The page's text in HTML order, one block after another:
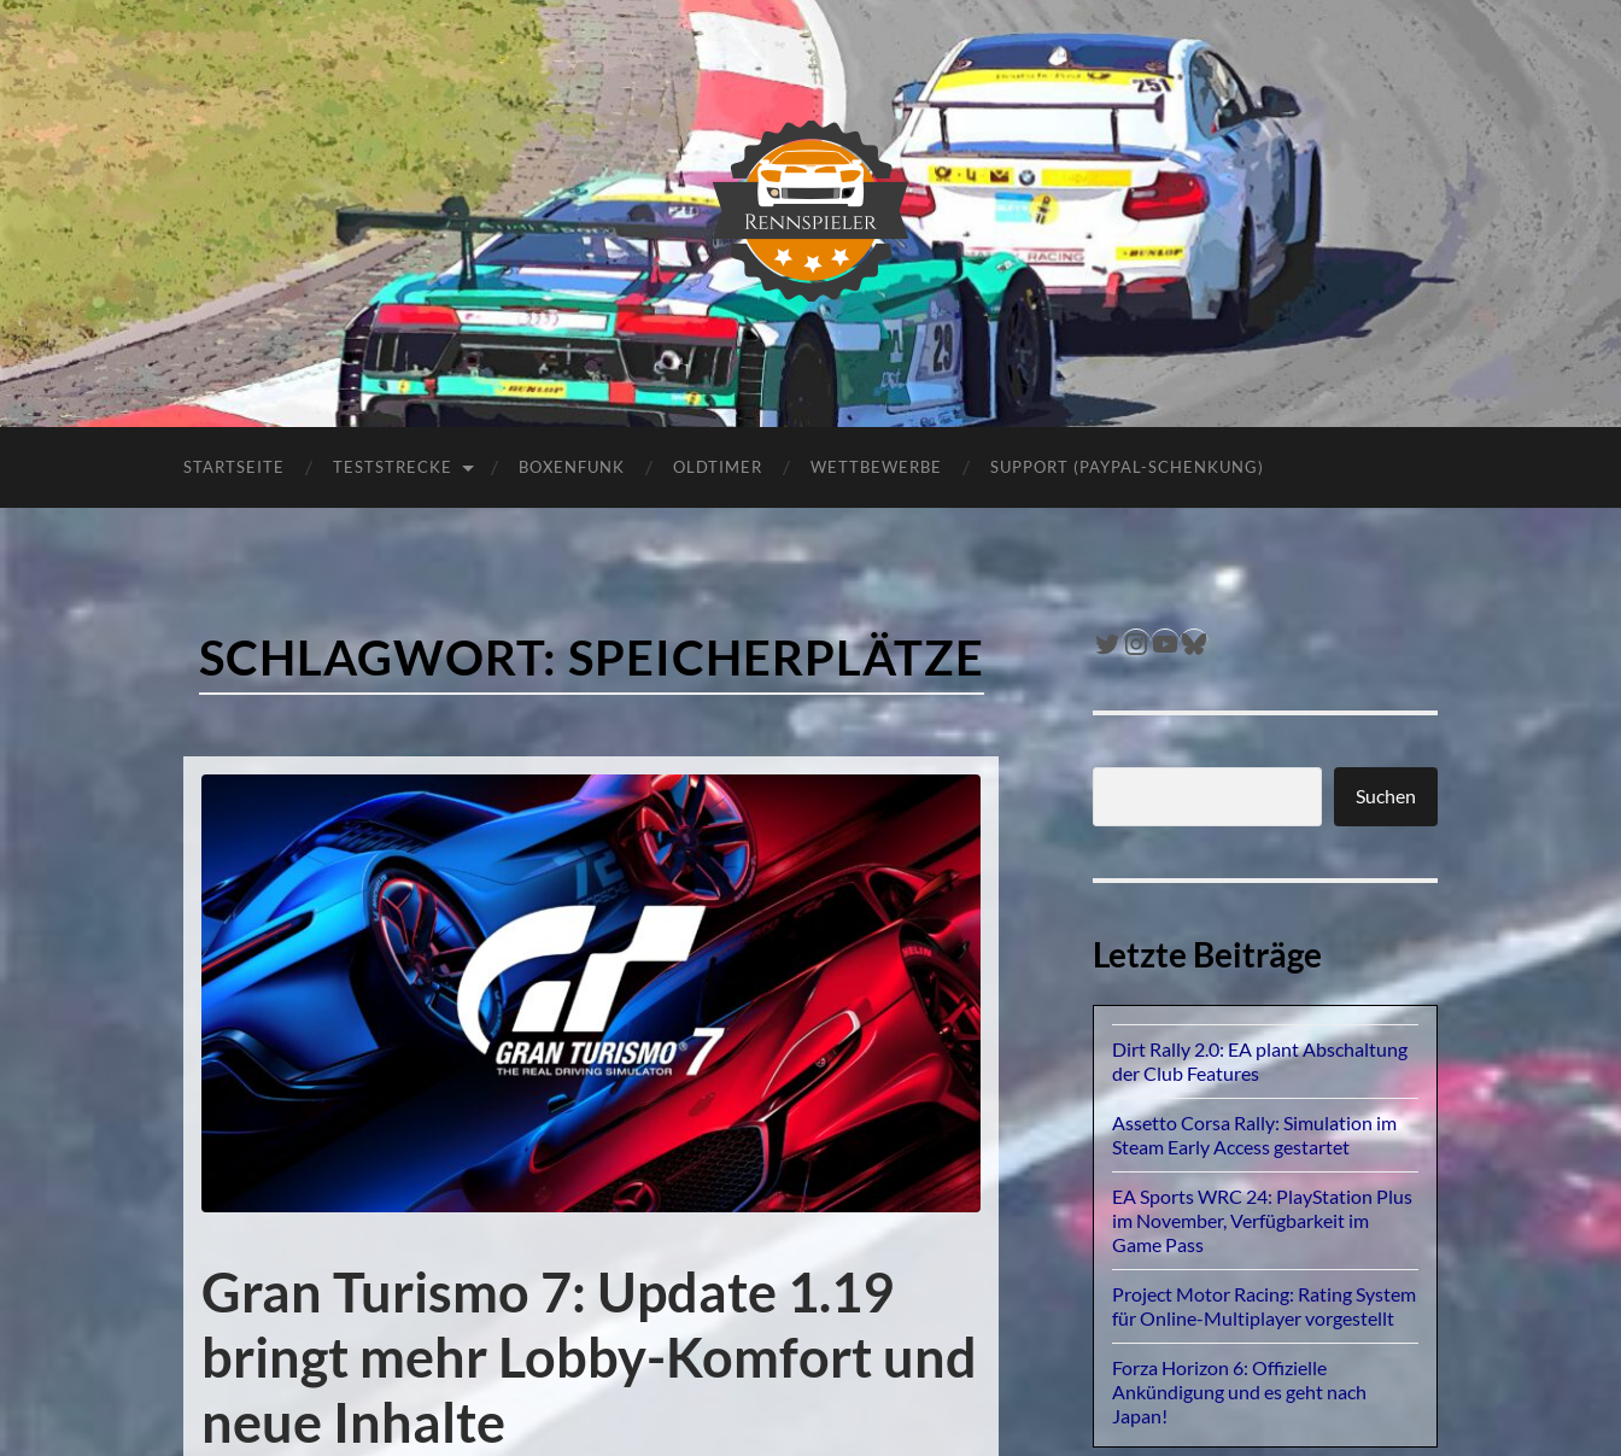
Rennspieler
STARTSEITE TESTSTRECKE BOXENFUNK OLDTIMER WETTBEWERBE SUPPORT (PAYPAL-SCHENKUNG)
SCHLAGWORT:SPEICHERPLÄTZE
Gran Turismo 7: Update 1.19
bringt mehr Lobby-Komfort und
neue Inhalte
Twitter
Instagram
YouTube
Bluesky
Suchen
Letzte Beiträge
Dirt Rally 2.0: EA plant Abschaltung
der Club Features
Assetto Corsa Rally: Simulation im
Steam Early Access gestartet
EA Sports WRC 24: PlayStation Plus
im November, Verfügbarkeit im
Game Pass
Project Motor Racing: Rating System
für Online-Multiplayer vorgestellt
Forza Horizon 6: Offizielle
Ankündigung und es geht nach
Japan!